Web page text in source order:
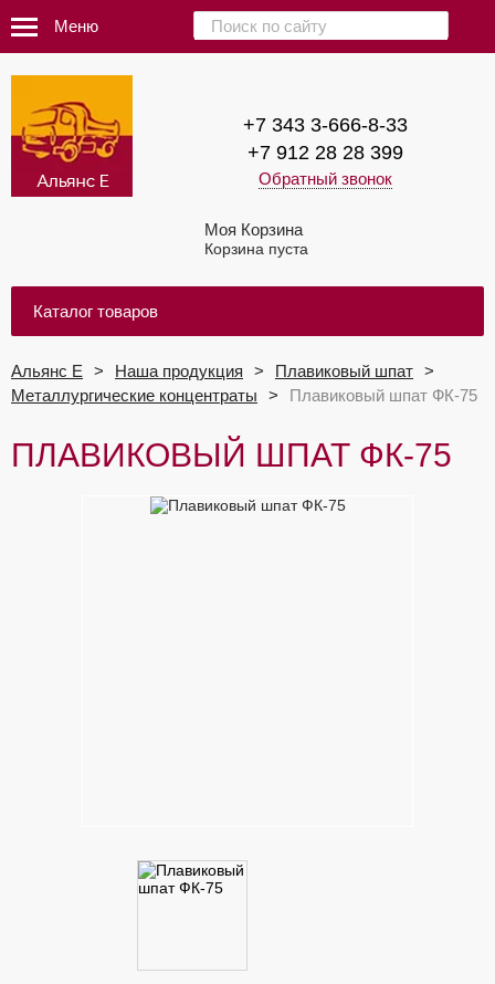
Меню
+7 343 3-666-8-33
+7 912 28 28 399
Обратный звонок
Моя Корзина
Корзина пуста
Каталог товаров
Альянс Е Наша продукция
Плавиковый шпат
Металлургические концентраты
Плавиковый шпат ФК-75
ПЛАВИКОВЫЙ ШПАТ ФК-75